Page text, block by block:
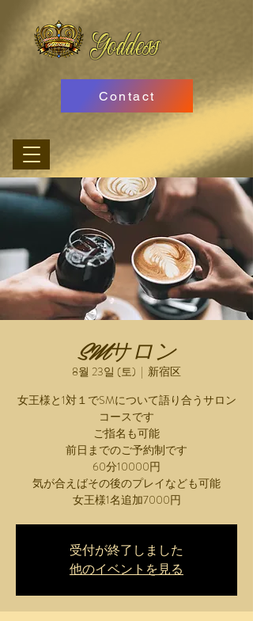
Goddess
Contact
SMサロン
8월 23일 (토)
  |
新宿区
女王様と1対１でSMについて語り合うサロン
コースです
ご指名も可能
前日までのご予約制です
60分10000円
気が合えばその後のプレイなども可能
女王様1名追加7000円
受付が終了しました
他のイベントを見る